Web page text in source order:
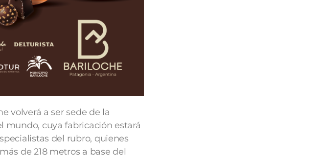
volverá a ser sede de la
mundo, cuya fabricación estará
del rubro, quienes
de 218 metros a base del